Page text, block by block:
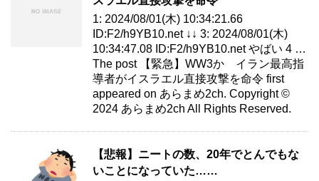
1: 2024/08/01(木) 10:34:21.66
ID:F2/h9YB10.net ↓↓ 3: 2024/08/01(木)
10:34:47.08 ID:F2/h9YB10.net やばい 4 …
The post 【緊急】WW3か イラン最高指
導者がイスラエル直接攻撃を命令 first
appeared on あらまめ2ch. Copyright ©
2024 あらまめ2ch All Rights Reserved.
【悲報】ニートの数、20年でとんでもな
いことになっていた……